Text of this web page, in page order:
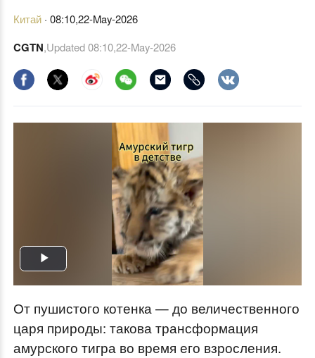
Китай· 08:10,22-May-2026
CGTN,Updated08:10,22-May-2026
Play
От пушистого котенка — до величественного
царя природы: такова трансформация
амурского тигра во время его взросления.